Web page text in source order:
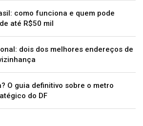
como funciona e quem pode
até R$50 mil
dois dos melhores endereços de
O guia definitivo sobre o metro
do DF